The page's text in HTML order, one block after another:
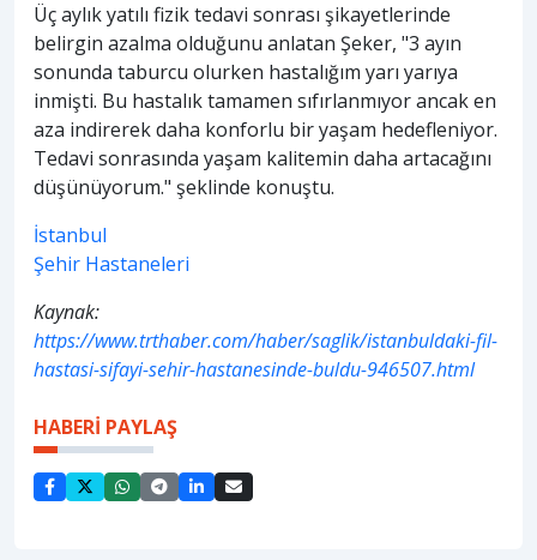
Üç aylık yatılı fizik tedavi sonrası şikayetlerinde
belirgin azalma olduğunu anlatan Şeker, "3 ayın
sonunda taburcu olurken hastalığım yarı yarıya
inmişti. Bu hastalık tamamen sıfırlanmıyor ancak en
aza indirerek daha konforlu bir yaşam hedefleniyor.
Tedavi sonrasında yaşam kalitemin daha artacağını
düşünüyorum." şeklinde konuştu.
İstanbul
Şehir Hastaneleri
Kaynak:
https://www.trthaber.com/haber/saglik/istanbuldaki-fil-
hastasi-sifayi-sehir-hastanesinde-buldu-946507.html
HABERİ PAYLAŞ